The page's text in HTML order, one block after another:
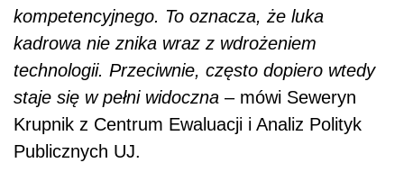
kompetencyjnego. To oznacza, że luka
kadrowa nie znika wraz z wdrożeniem
technologii. Przeciwnie, często dopiero wtedy
staje się w pełni widoczna – mówi Seweryn
Krupnik z Centrum Ewaluacji i Analiz Polityk
Publicznych UJ.